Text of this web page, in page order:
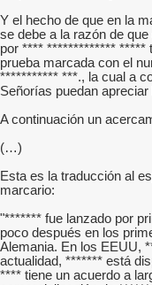
Y el hecho de que en la
se debe a la razón de
por **** ************* *****
prueba marcada con el
*********** ***., la cual a
Señorías puedan
A continuación un
(…)
Esta es la traducción al
marcario:
"******* fue lanzado por
poco después en los
Alemania. En los EEUU,
actualidad, ******* está
**** tiene un acuerdo a